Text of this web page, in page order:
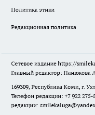
Политика этики
Редакционная политика
Сетевое издание https://
Главный редактор: Панюкова
169309, Республика Коми, г.
Телефон редакции: +7 922
редакции: